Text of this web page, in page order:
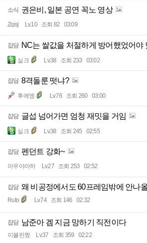
소식 권은비, 일본 공연 꼭노 영상
Zqisj Lv.10 조회 82 03:09
잡담 NC는 쌀값을 처절하게 방어했었어야
실크 Lv.38 조회 233 03:02
잡담 8격돌룬 떳냐?
후에엥 Lv.76 조회 260 03:00
잡담 글섭 넘어가면 엄청 재밋을 거임
실크 Lv.38 조회 245 02:55
잡담 펜던트 강화~
아우야아하 Lv.27 조회 253 02:52
잡담 왜 비공정에서도 60프레임밖에 안나
Ruto Lv.74 조회 146 02:32
잡담 남준아 겜 지금 망하기 직전이다
이블린짱 Lv.37 조회 359 02:22